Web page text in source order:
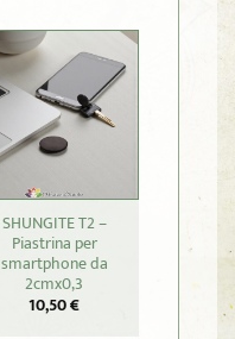
SHUNGITE T2 –
Piastrina per
smartphone da
2cmx0,3
10,50€